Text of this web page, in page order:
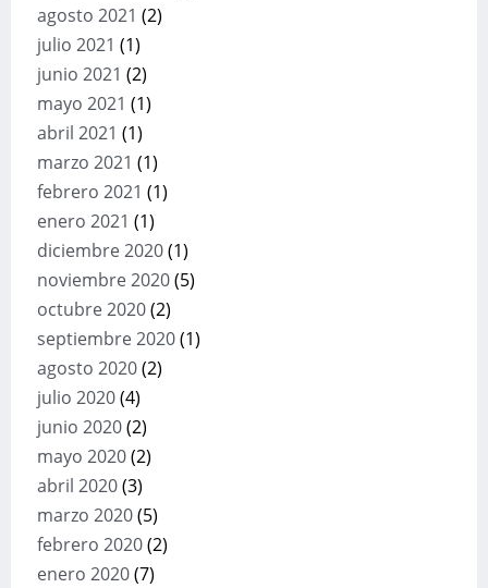
agosto 2021 (2)
julio 2021 (1)
junio 2021 (2)
mayo 2021 (1)
abril 2021 (1)
marzo 2021 (1)
febrero 2021 (1)
enero 2021 (1)
diciembre 2020(1)
noviembre 2020(5)
octubre 2020(2)
septiembre 2020(1)
agosto 2020(2)
julio 2020(4)
junio 2020(2)
mayo 2020(2)
abril 2020(3)
marzo 2020(5)
febrero 2020(2)
enero 2020(7)